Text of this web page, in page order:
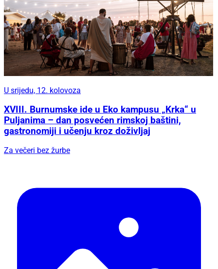
U srijedu, 12. kolovoza
XVIII. Burnumske ide u Eko kampusu „Krka“ u
Puljanima – dan posvećen rimskoj baštini,
gastronomiji i učenju kroz doživljaj
Za večeri bez žurbe